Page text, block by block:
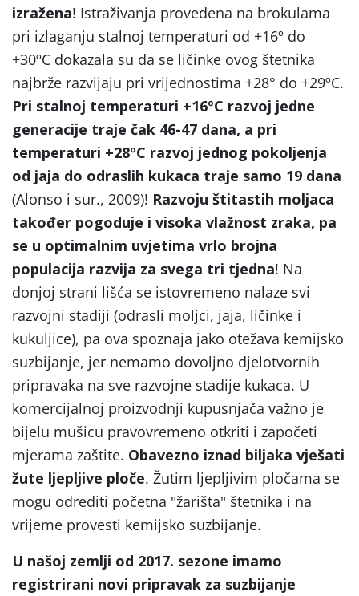
izražena! Istraživanja provedena na brokulama
pri izlaganju stalnoj temperaturi od +16º do
+30ºC dokazala su da se ličinke ovog štetnika
najbrže razvijaju pri vrijednostima +28° do +29ºC.
Pri stalnoj temperaturi +16ºC razvoj jedne
generacije traje čak 46-47 dana, a pri
temperaturi +28ºC razvoj jednog pokoljenja
od jaja do odraslih kukaca traje samo 19 dana
(Alonso i sur., 2009)! Razvoju štitastih moljaca
također pogoduje i visoka vlažnost zraka, pa
se u optimalnim uvjetima vrlo brojna
populacija razvija za svega tri tjedna! Na
donjoj strani lišća se istovremeno nalaze svi
razvojni stadiji (odrasli moljci, jaja, ličinke i
kukuljice), pa ova spoznaja jako otežava kemijsko
suzbijanje, jer nemamo dovoljno djelotvornih
pripravaka na sve razvojne stadije kukaca. U
komercijalnoj proizvodnji kupusnjača važno je
bijelu mušicu pravovremeno otkriti i započeti
mjerama zaštite. Obavezno iznad biljaka vješati
žute ljepljive ploče. Žutim ljepljivim pločama se
mogu odrediti početna "žarišta" štetnika i na
vrijeme provesti kemijsko suzbijanje.
U našoj zemlji od 2017. sezone imamo
registrirani novi pripravak za suzbijanje